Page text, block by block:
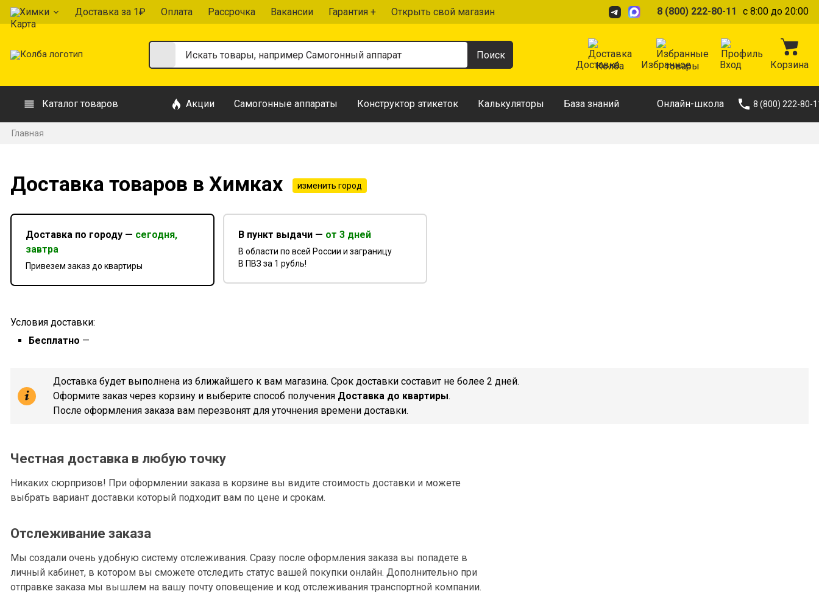
Химки Доставка за 1₽ Оплата Рассрочка Вакансии Гарантия + Открыть свой магазин 8 (800) 222-80-11 с 8:00 до 20:00
Доставка Избранное Вход Корзина
Каталог товаров Акции Самогонные аппараты Конструктор этикеток Калькуляторы База знаний Онлайн-школа 8 (800) 222-80-
Главная
Доставка товаров в Химках изменить город
Доставка по городу — сегодня,
завтра
Привезем заказ до квартиры
В пункт выдачи — от 3 дней
В области по всей России и заграницу
В ПВЗ за 1 рубль!
Условия доставки:
Бесплатно —
Доставка будет выполнена из ближайшего к вам магазина. Срок доставки составит не более 2 дней.
Оформите заказ через корзину и выберите способ получения Доставка до квартиры.
После оформления заказа вам перезвонят для уточнения времени доставки.
Честная доставка в любую точку
Никаких сюрпризов! При оформлении заказа в корзине вы видите стоимость доставки и можете
выбрать вариант доставки который подходит вам по цене и срокам.
Отслеживание заказа
Мы создали очень удобную систему отслеживания. Сразу после оформления заказа вы попадете в
личный кабинет, в котором вы сможете отследить статус вашей покупки онлайн. Дополнительно при
отправке заказа мы вышлем на вашу почту оповещение и код отслеживания транспортной компании.